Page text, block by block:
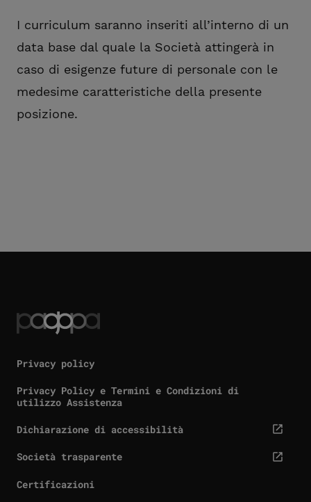
I curriculum saranno inseriti all’interno di un
data base dal quale la Società attingerà in
caso di esigenze future di personale con le
medesime caratteristiche della presente
posizione.
Privacy policy
Privacy Policy e Termini e Condizioni di
utilizzo Assistenza
Dichiarazione di accessibilità
cta.screenReaderExternal
Società trasparente
cta.screenReaderExternal
Certificazioni